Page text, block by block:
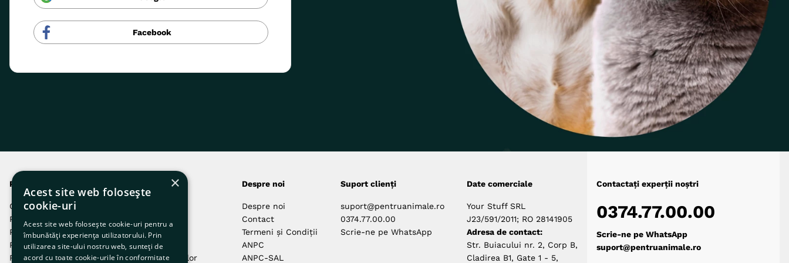
Facebook
Produsele noastre
Câini
Pisici
Păsări
Pești
Reptile
Comenzi și livrări
Cum Plătesc
Livrarea Comenzilor
Returnarea Produselor
Despre noi
Despre noi
Contact
Termeni și Condiții
ANPC
ANPC-SAL
Suport clienți
suport@pentruanimale.ro
0374.77.00.00
Scrie-ne pe WhatsApp
Date comerciale
Your Stuff SRL
J23/591/2011; RO 28141905
Adresa de contact:
Str. Buiacului nr. 2, Corp B,
Cladirea B1, Gate 1 - 5,
Contactați experții noștri
0374.77.00.00
Scrie-ne pe WhatsApp
suport@pentruanimale.ro
×
Acest site web folosește
cookie-uri
Acest site web folosește cookie-uri pentru a
îmbunătăți experiența utilizatorului. Prin
utilizarea site-ului nostru web, sunteți de
acord cu toate cookie-urile în conformitate